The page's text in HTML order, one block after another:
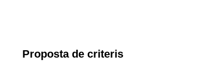
Proposta de criteris